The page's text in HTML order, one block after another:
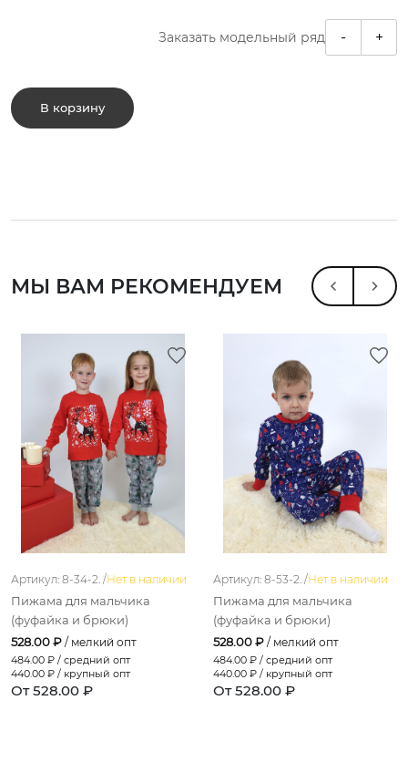
Заказать модельный ряд - +
В корзину
МЫ ВАМ РЕКОМЕНДУЕМ
Артикул: 8-34-2. /Нет в наличии
Пижама для мальчика
(фуфайка и брюки)
528.00 ₽ / мелкий опт
484.00 ₽ / средний опт
440.00 ₽ / крупный опт
От 528.00 ₽
Артикул: 8-53-2. /Нет в наличии
Пижама для мальчика
(фуфайка и брюки)
528.00 ₽ / мелкий опт
484.00 ₽ / средний опт
440.00 ₽ / крупный опт
От 528.00 ₽